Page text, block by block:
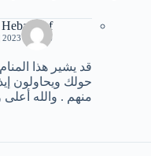
Atef
26 مايو، 2023 | 3:03 م
قد يشير هذا
حولك ويحاولون
منهم . والله أعلى